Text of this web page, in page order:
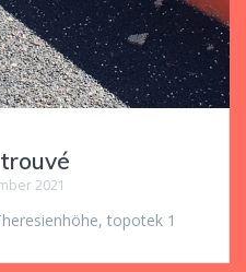
2021
topotek 1